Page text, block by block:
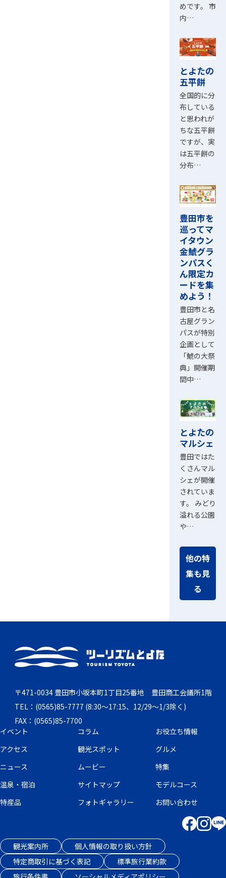
めです。 市
内…
とよたの
五平餅
全国的に分
布している
と思われが
ちな五平餅
ですが、実
は五平餅の
分布…
豊田市を
巡ってマ
イタウン
金鯱グラ
ンパスく
ん限定カ
ードを集
めよう！
豊田市と名
古屋グラン
パスが特別
企画として
「鯱の大祭
典」開催期
間中…
とよたの
マルシェ
豊田ではた
くさんマル
シェが開催
されていま
す。 みどり
溢れる公園
や…
他の特
集も見
る
〒471-0034 豊田市小坂本町1丁目25番地 豊田商工会議所1階
TEL：(0565)85-7777 (8:30～17:15、12/29～1/3除く)
FAX：(0565)85-7700
イベント
コラム
お役立ち情報
アクセス
観光スポット
グルメ
ニュース
ムービー
特集
温泉・宿泊
サイトマップ
モデルコース
特産品
フォトギャラリー お問い合わせ
観光案内所
個人情報の取り扱い方針
特定商取引に基づく表記
標準旅行業約款